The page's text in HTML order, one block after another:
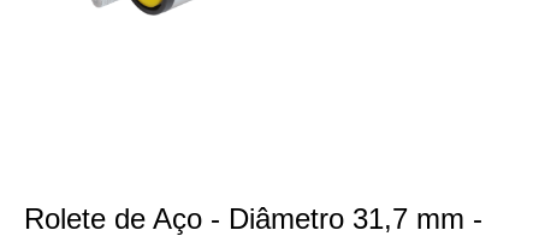
Rolete de Aço - Diâmetro 31,7 mm -